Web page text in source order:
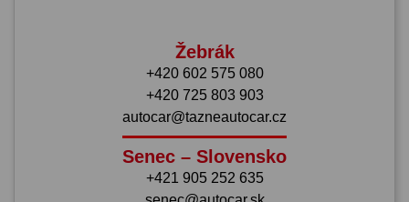
Žebrák
+420 602 575 080
+420 725 803 903
autocar@tazneautocar.cz
Senec – Slovensko
+421 905 252 635